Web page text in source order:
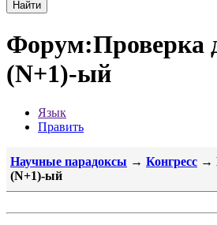
Найти
Форум:Проверка
(N+1)-ый
Язык
Править
Научные парадоксы → Конгресс →
(N+1)-ый